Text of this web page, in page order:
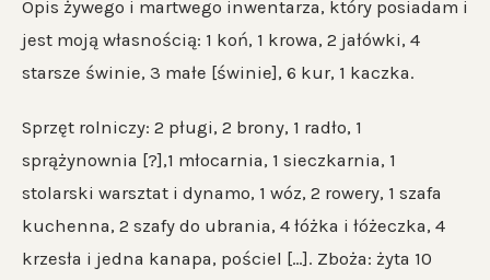
Opis żywego i martwego inwentarza, który posiadam i
jest moją własnością: 1 koń, 1 krowa, 2 jałówki, 4
starsze świnie, 3 małe [świnie], 6 kur, 1 kaczka.
Sprzęt rolniczy: 2 pługi, 2 brony, 1 radło, 1
sprążynownia [?],1 młocarnia, 1 sieczkarnia, 1
stolarski warsztat i dynamo, 1 wóz, 2 rowery, 1 szafa
kuchenna, 2 szafy do ubrania, 4 łóżka i łóżeczka, 4
krzesła i jedna kanapa, pościel […]. Zboża: żyta 10